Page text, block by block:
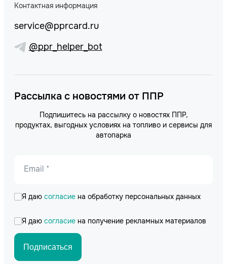
Контактная информация
service@pprcard.ru
@ppr_helper_bot
Рассылка с новостями от ППР
Подпишитесь на рассылку о новостях ППР,
продуктах, выгодных условиях на топливо и сервисы для
автопарка
Email *
Я даю согласие на обработку персональных данных
Я даю согласие на получение рекламных материалов
Подписаться